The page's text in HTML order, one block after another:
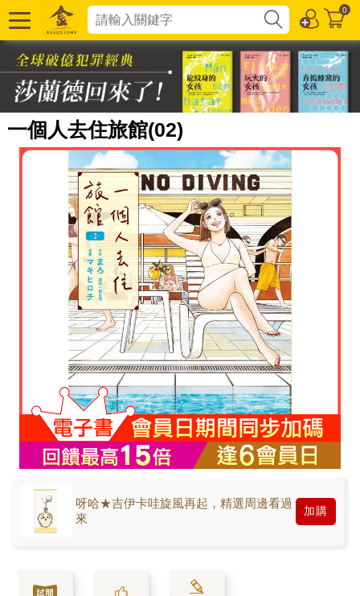
0
一個人去住旅館(02)
呀哈★吉伊卡哇旋風再起，精選周邊看過
來
加購